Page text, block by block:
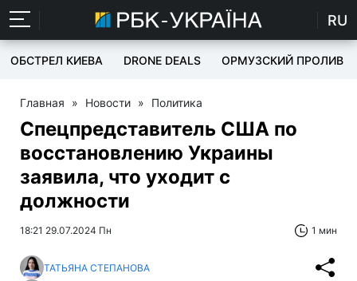
RU
ОБСТРЕЛ КИЕВА DRONE DEALS ОРМУЗСКИЙ ПРОЛИВ
Главная » Новости » Политика
Спецпредставитель США по
восстановлению Украины
заявила, что уходит с
должности
18:21 29.07.2024 Пн 1 мин
ТАТЬЯНА СТЕПАНОВА